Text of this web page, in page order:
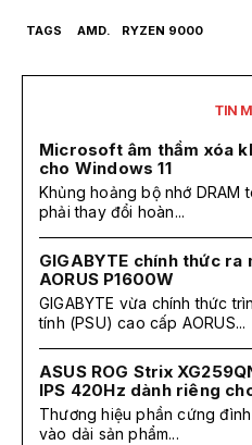
TAGS AMD. RYZEN 9000
TIN
Microsoft âm thầm xóa
cho Windows 11
Khủng hoảng bộ nhớ
phải thay đổi hoàn...
GIGABYTE chính thức ra
AORUS P1600W
GIGABYTE vừa chính thức
tính (PSU) cao cấp AORUS...
ASUS ROG Strix
IPS 420Hz dành riêng
Thương hiệu phần cứng
vào dải sản phẩm...